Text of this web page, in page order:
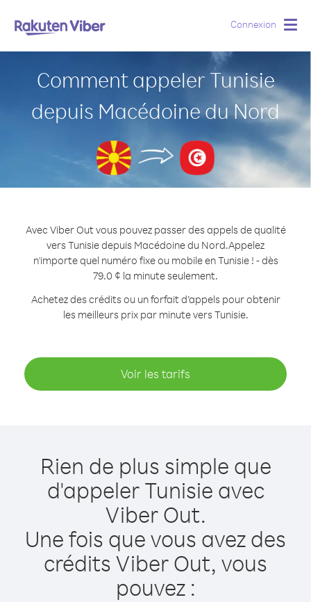
Connexion
Comment appeler Tunisie
depuis Macédoine du Nord
Avec Viber Out vous pouvez passer des appels de qualité
vers Tunisie depuis Macédoine du Nord.Appelez
n'importe quel numéro fixe ou mobile en Tunisie ! - dès
79.0 ¢ la minute seulement.
Achetez des crédits ou un forfait d’appels pour obtenir
les meilleurs prix par minute vers Tunisie.
Voir les tarifs
Rien de plus simple que
d'appeler Tunisie avec
Viber Out.
Une fois que vous avez des
crédits Viber Out, vous
pouvez :